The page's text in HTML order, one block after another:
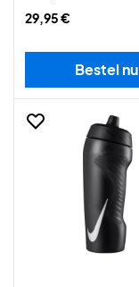
29,95 €
Bestel nu